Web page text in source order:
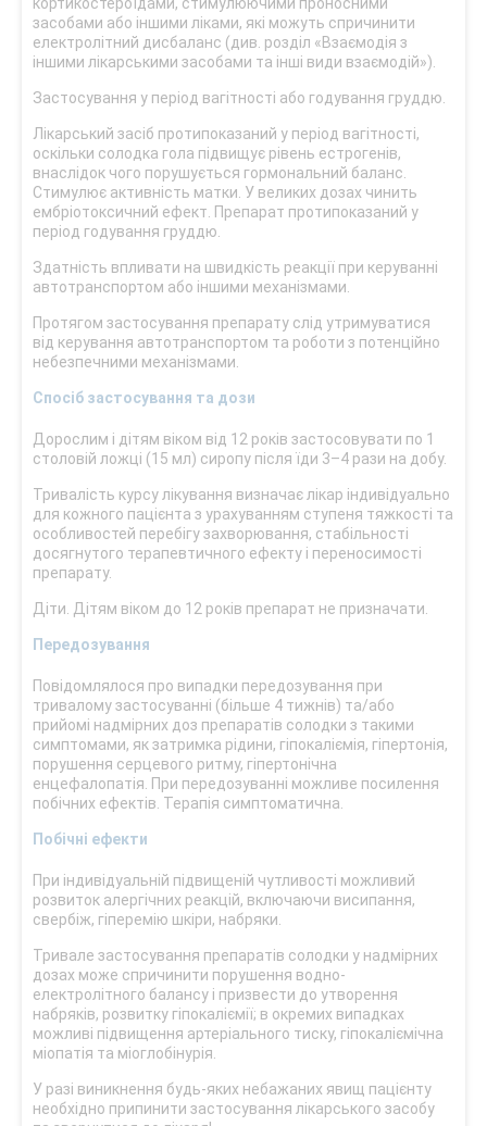
засобами або іншими ліками, які можуть спричинити
електролітний дисбаланс (див. розділ «Взаємодія з
іншими лікарськими засобами та інші види взаємодій»).
Застосування у період вагітності або годування груддю.
Лікарський засіб протипоказаний у період вагітності,
оскільки солодка гола підвищує рівень естрогенів,
внаслідок чого порушується гормональний баланс.
Стимулює активність матки. У великих дозах чинить
ембріотоксичний ефект. Препарат протипоказаний у
період годування груддю.
Здатність впливати на швидкість реакції при керуванні
автотранспортом або іншими механізмами.
Протягом застосування препарату слід утримуватися
від керування автотранспортом та роботи з потенційно
небезпечними механізмами.
Спосіб застосування та дози
Дорослим і дітям віком від 12 років застосовувати по 1
столовій ложці (15 мл) сиропу після їди 3–4 рази на добу.
Тривалість курсу лікування визначає лікар індивідуально
для кожного пацієнта з урахуванням ступеня тяжкості та
особливостей перебігу захворювання, стабільності
досягнутого терапевтичного ефекту і переносимості
препарату.
Діти. Дітям віком до 12 років препарат не призначати.
Передозування
Повідомлялося про випадки передозування при
тривалому застосуванні (більше 4 тижнів) та/або
прийомі надмірних доз препаратів солодки з такими
симптомами, як затримка рідини, гіпокаліємія, гіпертонія,
порушення серцевого ритму, гіпертонічна
енцефалопатія. При передозуванні можливе посилення
побічних ефектів. Терапія симптоматична.
Побічні ефекти
При індивідуальній підвищеній чутливості можливий
розвиток алергічних реакцій, включаючи висипання,
свербіж, гіперемію шкіри, набряки.
Тривале застосування препаратів солодки у надмірних
дозах може спричинити порушення водно-
електролітного балансу і призвести до утворення
набряків, розвитку гіпокаліємії; в окремих випадках
можливі підвищення артеріального тиску, гіпокаліємічна
міопатія та міоглобінурія.
У разі виникнення будь-яких небажаних явищ пацієнту
необхідно припинити застосування лікарського засобу